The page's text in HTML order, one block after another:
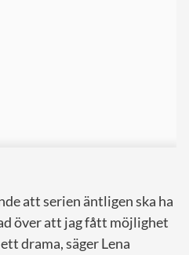
att serien äntligen ska ha
över att jag fått möjlighet
drama, säger Lena